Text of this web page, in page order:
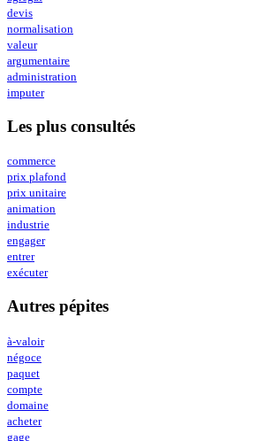
devis
normalisation
valeur
argumentaire
administration
imputer
Les plus consultés
commerce
prix plafond
prix unitaire
animation
industrie
engager
entrer
exécuter
Autres pépites
à-valoir
négoce
paquet
compte
domaine
acheter
gage